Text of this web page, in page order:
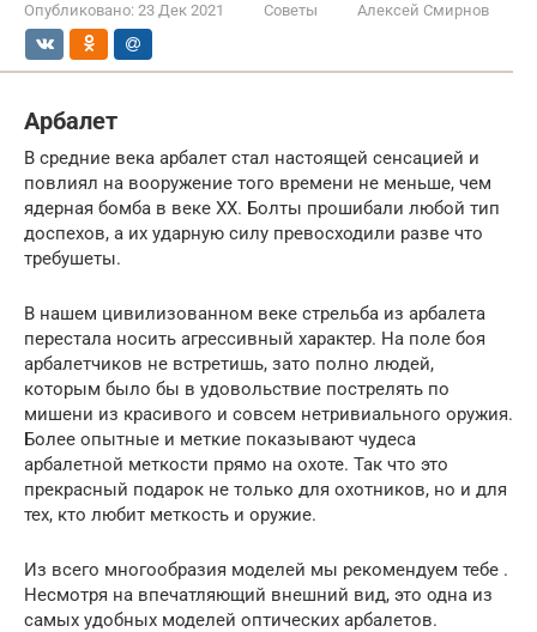
Опубликовано: 23 Дек 2021 Советы Алексей Смирнов
Арбалет
В средние века арбалет стал настоящей сенсацией и
повлиял на вооружение того времени не меньше, чем
ядерная бомба в веке ХХ. Болты прошибали любой тип
доспехов, а их ударную силу превосходили разве что
требушеты.
В нашем цивилизованном веке стрельба из арбалета
перестала носить агрессивный характер. На поле боя
арбалетчиков не встретишь, зато полно людей,
которым было бы в удовольствие пострелять по
мишени из красивого и совсем нетривиального оружия.
Более опытные и меткие показывают чудеса
арбалетной меткости прямо на охоте. Так что это
прекрасный подарок не только для охотников, но и для
тех, кто любит меткость и оружие.
Из всего многообразия моделей мы рекомендуем тебе .
Несмотря на впечатляющий внешний вид, это одна из
самых удобных моделей оптических арбалетов.